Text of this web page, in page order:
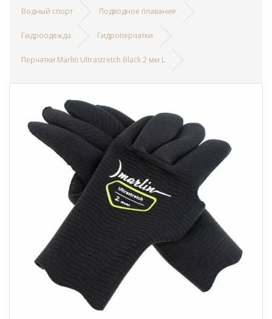
Водный спорт Подводное плавание
Гидроодежда Гидроперчатки
Перчатки Marlin Ultrastretch Black 2 мм L